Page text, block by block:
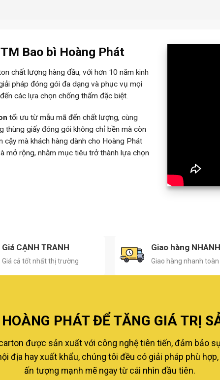
Bao bì Hoàng Phát
chất lượng hàng đầu, với hơn 10 năm kinh
pháp đóng gói đa dạng và phục vụ mọi
các lựa chọn chống thấm đặc biệt.
tối ưu từ mẫu mã đến chất lượng, cùng
thùng giấy đóng gói không chỉ bền mà còn
cậy mà khách hàng dành cho Hoàng Phát
mở rộng, nhằm mục tiêu trở thành lựa chọn
Giá CẠNH TRANH
Giá cả tốt nhất thị trường
Giao hàng NHANH
Giao hàng nhanh
PHÁT ĐỂ TĂNG GIÁ TRỊ
được sản xuất với công nghệ tiên tiến, đảm bảo
địa hay xuất khẩu, chúng tôi đều có giải pháp phù
ấn tượng mạnh mẽ ngay từ cái nhìn đầu tiên.